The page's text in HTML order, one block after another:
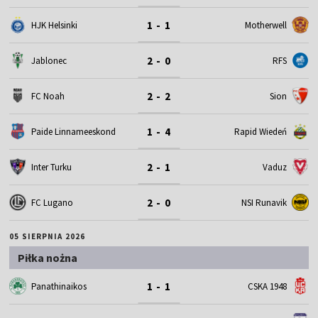
HJK Helsinki 1 - 1 Motherwell
Jablonec 2 - 0 RFS
FC Noah 2 - 2 Sion
Paide Linnameeskond 1 - 4 Rapid Wiedeń
Inter Turku 2 - 1 Vaduz
FC Lugano 2 - 0 NSI Runavik
05 SIERPNIA 2026
Piłka nożna
Panathinaikos 1 - 1 CSKA 1948